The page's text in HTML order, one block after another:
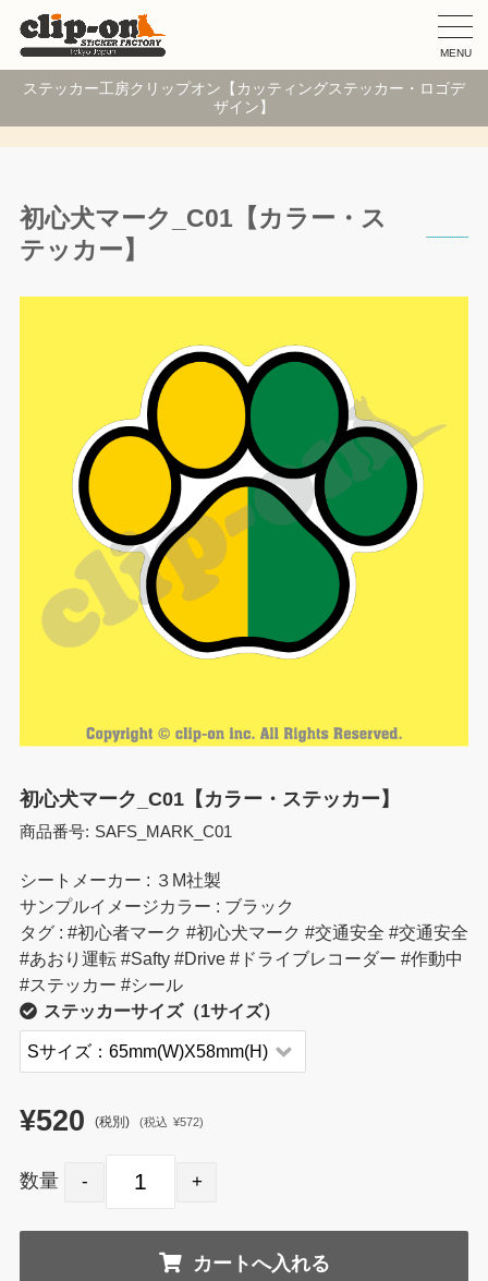
MENU
ステッカー工房クリップオン【カッティングステッカー・ロゴデ
ザイン】
初心犬マーク_C01【カラー・ス
テッカー】
初心犬マーク_C01【カラー・ステッカー】
商品番号: SAFS_MARK_C01
シートメーカー : ３M社製
サンプルイメージカラー : ブラック
タグ : #初心者マーク #初心犬マーク #交通安全 #交通安全
#あおり運転 #Safty #Drive #ドライブレコーダー #作動中
#ステッカー #シール
ステッカーサイズ（1サイズ）
¥520 (税別) (税込 ¥572)
数量